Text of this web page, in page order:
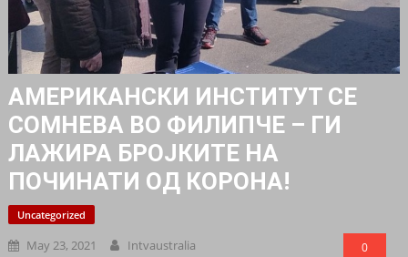
АМЕРИКАНСКИ ИНСТИТУТ СЕ
СОМНЕВА ВО ФИЛИПЧЕ – ГИ
ЛАЖИРА БРОЈКИТЕ НА
ПОЧИНАТИ ОД КОРОНА!
Uncategorized
May 23, 2021 Intvaustralia 0